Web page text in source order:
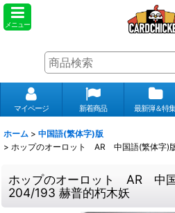
メニュー
マイページ 新着商品 最新弾＆特
ホーム > 中国語(繁体字)版
> ホップのオーロット AR 中国語(繁体字)
ホップのオーロット AR 中
204/193 赫普的朽木妖